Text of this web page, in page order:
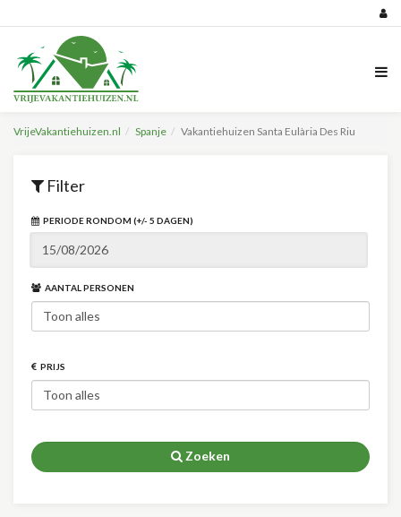
VrijeVakantiehuizen.nl Spanje Vakantiehuizen Santa Eulària Des Riu
Filter
PERIODE RONDOM (+/- 5 DAGEN)
AANTAL PERSONEN
PRIJS
Zoeken